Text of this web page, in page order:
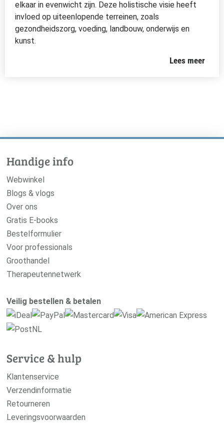
elkaar in evenwicht zijn. Deze holistische visie heeft
invloed op uiteenlopende terreinen, zoals
gezondheidszorg, voeding, landbouw, onderwijs en
kunst.
Lees meer
Handige info
Webwinkel
Blogs & vlogs
Over ons
Gratis E-books
Bestelformulier
Voor professionals
Groothandel
Therapeutennetwerk
Veilig bestellen & betalen
Service & hulp
Klantenservice
Verzendinformatie
Retourneren
Leveringsvoorwaarden